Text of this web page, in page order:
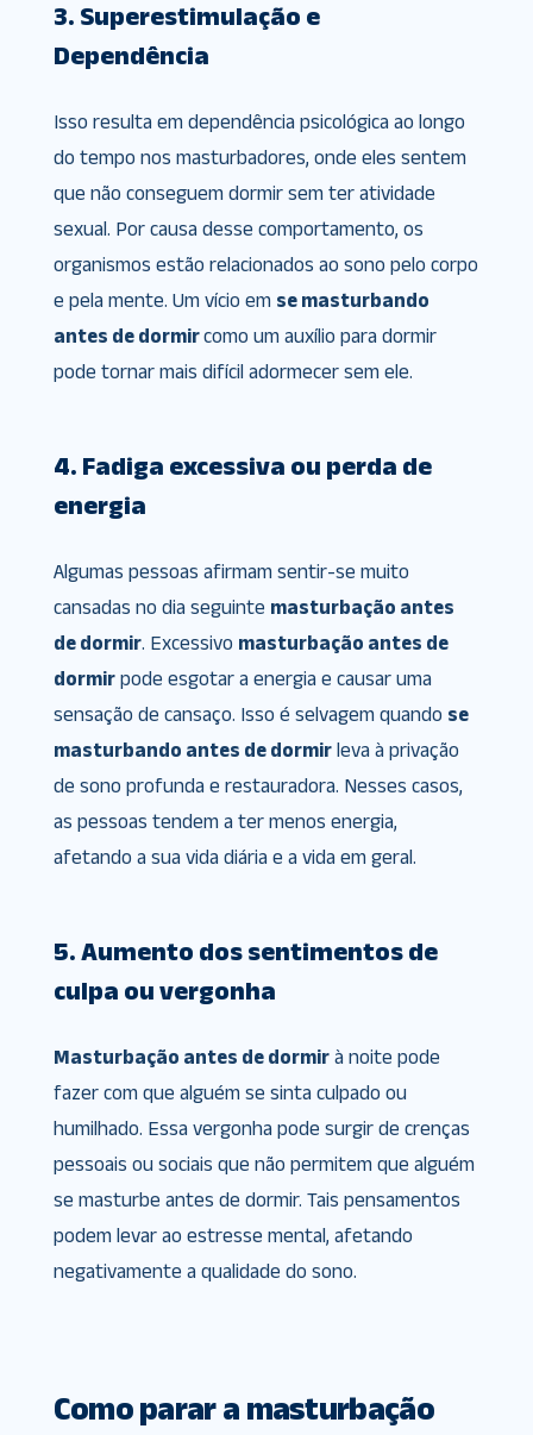
3. Superestimulação e
Dependência
Isso resulta em dependência psicológica ao longo
do tempo nos masturbadores, onde eles sentem
que não conseguem dormir sem ter atividade
sexual. Por causa desse comportamento, os
organismos estão relacionados ao sono pelo corpo
e pela mente. Um vício em se masturbando
antes de dormircomo um auxílio para dormir
pode tornar mais difícil adormecer sem ele.
4. Fadiga excessiva ou perda de
energia
Algumas pessoas afirmam sentir-se muito
cansadas no dia seguinte masturbação antes
de dormir. Excessivo masturbação antes de
dormirpode esgotar a energia e causar uma
sensação de cansaço. Isso é selvagem quando se
masturbando antes de dormirleva à privação
de sono profunda e restauradora. Nesses casos,
as pessoas tendem a ter menos energia,
afetando a sua vida diária e a vida em geral.
5. Aumento dos sentimentos de
culpa ou vergonha
Masturbação antes de dormirà noite pode
fazer com que alguém se sinta culpado ou
humilhado. Essa vergonha pode surgir de crenças
pessoais ou sociais que não permitem que alguém
se masturbe antes de dormir. Tais pensamentos
podem levar ao estresse mental, afetando
negativamente a qualidade do sono.
Como parar a masturbação